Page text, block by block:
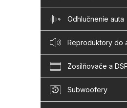
Odhlučnenie auta
Reproduktory do
Zosilňovače a
Subwoofery